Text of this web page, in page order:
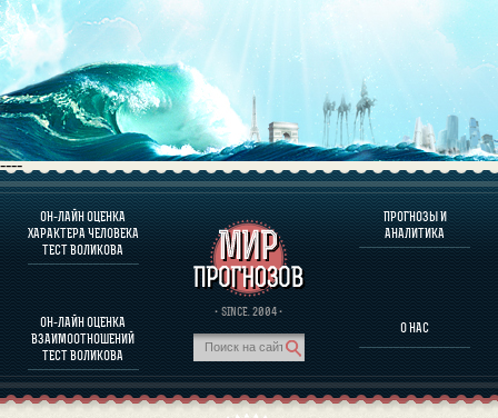
----
ОН-ЛАЙН ОЦЕНКА
ХАРАКТЕРА ЧЕЛОВЕКА
ТЕСТ ВОЛИКОВА
ОН-ЛАЙН ОЦЕНКА
ВЗАИМООТНОШЕНИЙ
ТЕСТ ВОЛИКОВА
· SINCE. 2004 ·
ПРОГНОЗЫ И
АНАЛИТИКА
О НАС
О ПРОГРАММЕ
ОЦЕНКА ХАРАКТЕРA ЧЕЛОВЕКА
ОЦЕНКА ХАРАКТЕРА ВЫДАЮЩИХСЯ ЛИЧНОСТЕЙ
О ПРОГРАММЕ
ПРОГНОЗЫ И АНАЛИТИКА